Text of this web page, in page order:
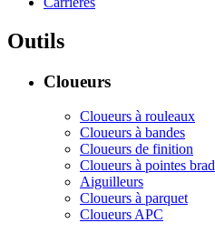
Outils
Cloueurs
Cloueurs à rouleaux
Cloueurs à bandes
Cloueurs de finition
Cloueurs à pointes brad
Aiguilleurs
Cloueurs à parquet
Cloueurs APC